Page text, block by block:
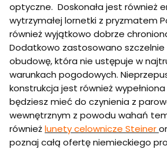
optyczne. Doskonała jest również
wytrzymałej lornetki z pryzmatem
również wyjątkowo dobrze
Dodatkowo zastosowano
obudowę, która nie ustępuje w
warunkach pogodowych.
konstrukcja jest również
będziesz mieć do czynienia z
wewnętrznym z powodu wahań
równieżlunety celownicze Steiner
poznaj całą ofertę niemieckiego